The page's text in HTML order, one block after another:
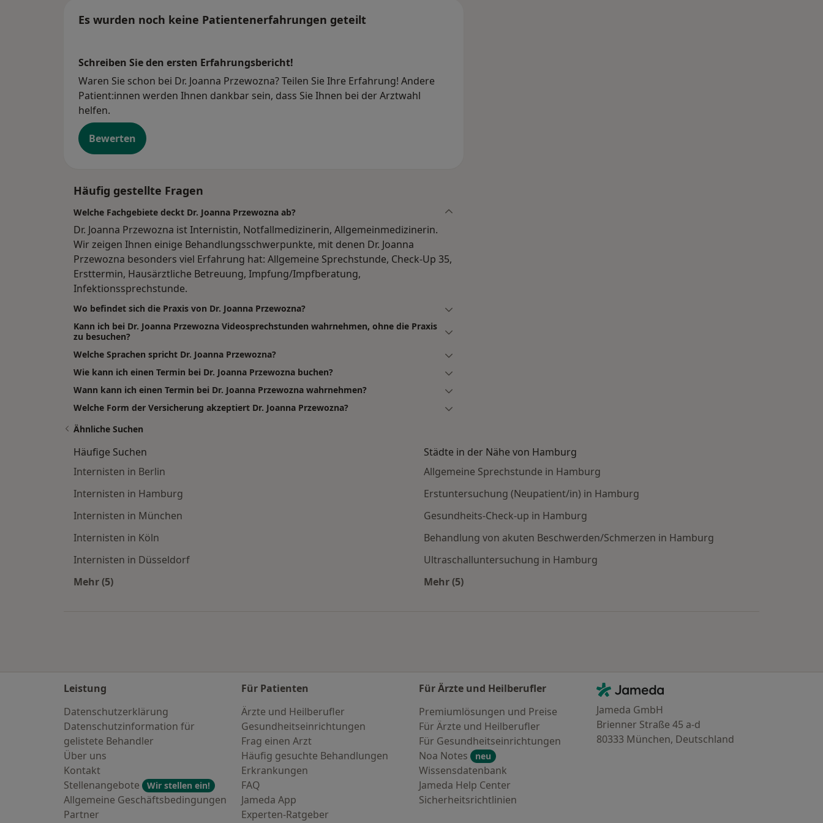
Wichtig bei Corona-Verdacht: Sie wurden positiv auf Corona getestet oder haben
Bescheinigungen
Apps auf Rezept
Es wurden noch keine Patientenerfahrungen geteilt
Schreiben Sie den ersten Erfahrungsbericht!
Waren Sie schon bei Dr. Joanna Przewozna? Teilen Sie Ihre Erfahrung! Andere
Patient:innen werden Ihnen dankbar sein, dass Sie Ihnen bei der Arztwahl
helfen.
Bewerten
Häufig gestellte Fragen
Welche Fachgebiete deckt Dr. Joanna Przewozna ab?
Dr. Joanna Przewozna ist Internistin, Notfallmedizinerin, Allgemeinmedizinerin.
Wir zeigen Ihnen einige Behandlungsschwerpunkte, mit denen Dr. Joanna
Przewozna besonders viel Erfahrung hat: Allgemeine Sprechstunde, Check-Up 35,
Ersttermin, Hausärztliche Betreuung, Impfung/Impfberatung,
Infektionssprechstunde.
Wo befindet sich die Praxis von Dr. Joanna Przewozna?
Kann ich bei Dr. Joanna Przewozna Videosprechstunden wahrnehmen, ohne die Praxis
zu besuchen?
Welche Sprachen spricht Dr. Joanna Przewozna?
Wie kann ich einen Termin bei Dr. Joanna Przewozna buchen?
Wann kann ich einen Termin bei Dr. Joanna Przewozna wahrnehmen?
Welche Form der Versicherung akzeptiert Dr. Joanna Przewozna?
Ähnliche Suchen
Häufige Suchen
Internisten in Berlin
Internisten in Hamburg
Internisten in München
Internisten in Köln
Internisten in Düsseldorf
Mehr (5)
Städte in der Nähe von Hamburg
Allgemeine Sprechstunde in Hamburg
Erstuntersuchung (Neupatient/in) in Hamburg
Gesundheits-Check-up in Hamburg
Behandlung von akuten Beschwerden/Schmerzen in Hamburg
Ultraschalluntersuchung in Hamburg
Mehr (5)
Leistung
Datenschutzerklärung
Datenschutzinformation für
gelistete Behandler
Über uns
Kontakt
Stellenangebote
Wir stellen ein!
Allgemeine Geschäftsbedingungen
Partner
Für Patienten
Ärzte und Heilberufler
Gesundheitseinrichtungen
Frag einen Arzt
Häufig gesuchte Behandlungen
Erkrankungen
FAQ
Jameda App
Experten-Ratgeber
Für Ärzte und Heilberufler
Premiumlösungen und Preise
Für Ärzte und Heilberufler
Für Gesundheitseinrichtungen
Noa Notes
neu
Wissensdatenbank
Jameda Help Center
Sicherheitsrichtlinien
Kontakt
Jameda - Startseite
Jameda GmbH
Brienner Straße 45 a-d
80333 München, Deutschland